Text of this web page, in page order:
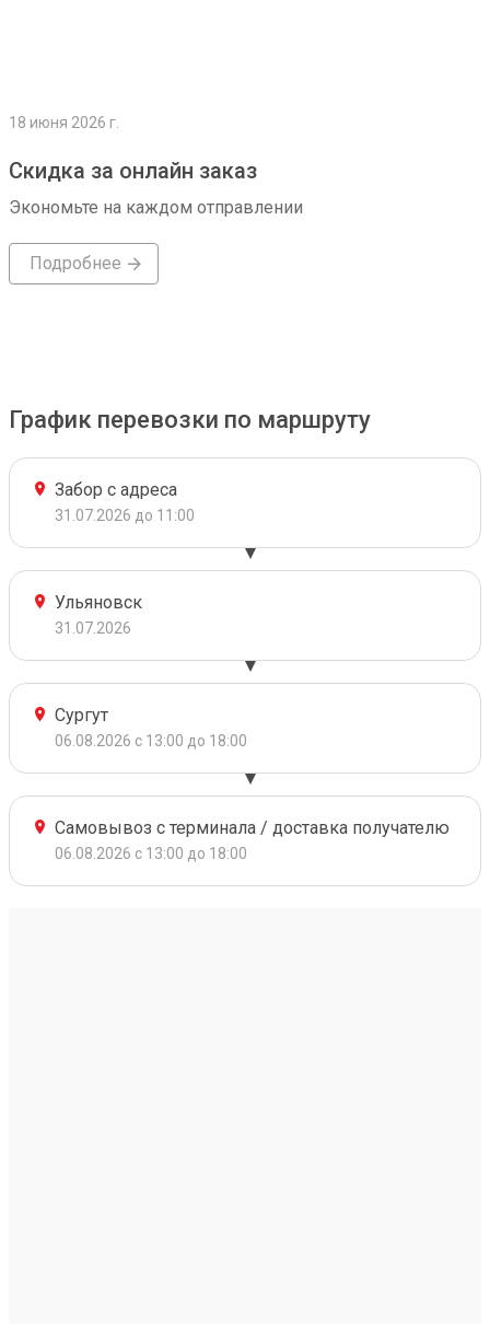
18 июня 2026 г.
Скидка за онлайн заказ
Экономьте на каждом отправлении
Подробнее
График перевозки по маршруту
Забор с адреса
31.07.2026 до 11:00
Ульяновск
31.07.2026
Сургут
06.08.2026 с 13:00 до 18:00
Самовывоз с терминала / доставка получателю
06.08.2026 с 13:00 до 18:00